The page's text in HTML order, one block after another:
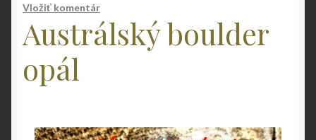
Kontakt
O nás
Vložiť komentár
Austrálský boulder
opál